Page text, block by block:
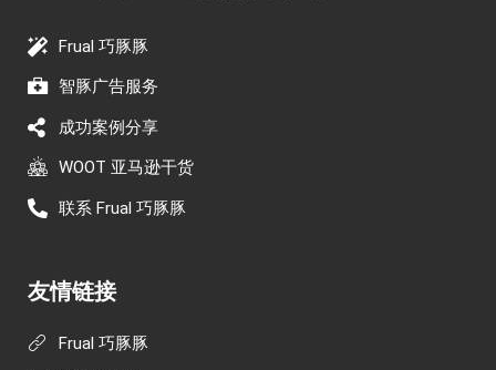
Frual 巧豚豚
智豚广告服务
成功案例分享
WOOT 亚马逊干货
联系 Frual 巧豚豚
友情链接
Frual 巧豚豚